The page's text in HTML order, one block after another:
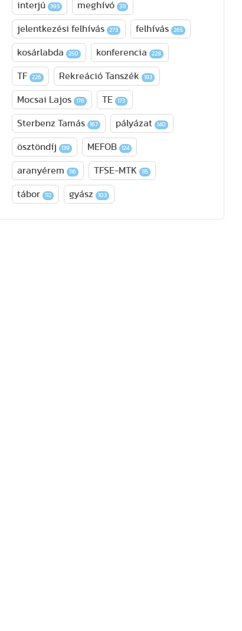
interjú 393 meghívó 311
jelentkezési felhívás 273 felhívás 265
kosárlabda 250 konferencia 228
TF 226 Rekreáció Tanszék 183
Mocsai Lajos 176 TE 173
Sterbenz Tamás 167 pályázat 140
ösztöndíj 139 MEFOB 124
aranyérem 116 TFSE-MTK 115
tábor 112 gyász 103